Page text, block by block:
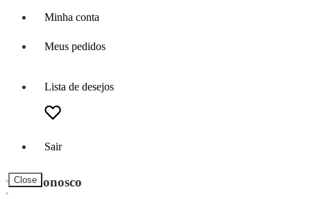
Minha conta
Meus pedidos
Lista de desejos
Sair
Close
Fale Conosco